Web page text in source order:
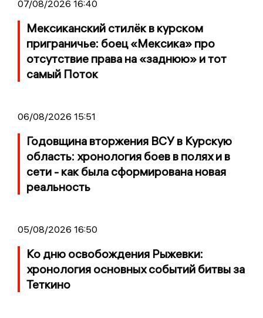
07/08/2026 16:40
Мексиканский стилёк в курском
приграничье: боец «Мексика» про
отсутствие права на «заднюю» и тот
самый Поток
06/08/2026 15:51
Годовщина вторжения ВСУ в Курскую
область: хронология боев в полях и в
сети - как была сформирована новая
реальность
05/08/2026 16:50
Ко дню освобождения Рыжевки:
хронология основных событий битвы за
Теткино